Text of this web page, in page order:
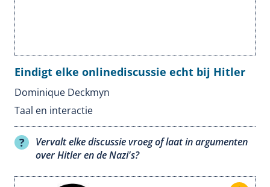
Eindigt elke onlinediscussie echt bij Hitler
Dominique Deckmyn
Taal en interactie
Vervalt elke discussie vroeg of laat in argumenten
over Hitler en de Nazi's?